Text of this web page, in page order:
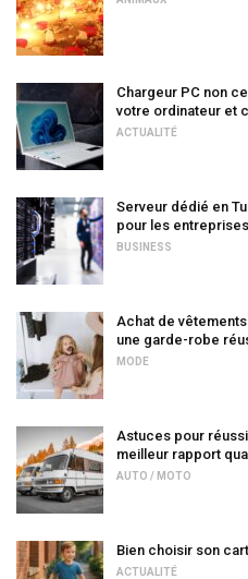
Chargeur PC non
votre ordinateur et
ACTUALITÉ
Serveur dédié en
pour les
BUSINESS
Achat de
une garde-robe
MODE
Astuces pour
meilleur rapport
AUTO / MOTO
Bien choisir son
ACTUALITÉ